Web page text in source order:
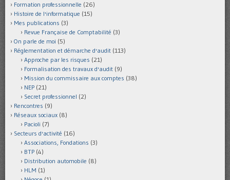
Formation professionnelle (26)
Histoire de l'informatique (15)
Mes publications (3)
Revue Française de Comptabilité (3)
On parle de moi (5)
Réglementation et démarche d'audit (113)
Approche par les risques (21)
Formalisation des travaux d'audit (9)
Mission du commissaire aux comptes (38)
NEP (21)
Secret professionnel (2)
Rencontres (9)
Réseaux sociaux (8)
Pacioli (7)
Secteurs d'activité (16)
Associations, Fondations (3)
BTP (4)
Distribution automobile (8)
HLM (1)